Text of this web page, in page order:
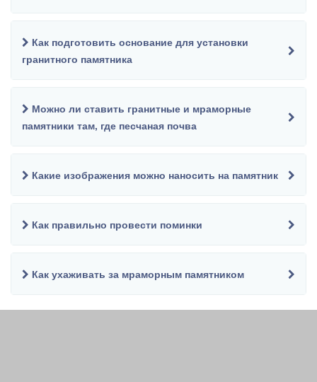
Как подготовить основание для установки
гранитного памятника
Можно ли ставить гранитные и мраморные
памятники там, где песчаная почва
Какие изображения можно наносить на памятник
Как правильно провести поминки
Как ухаживать за мраморным памятником